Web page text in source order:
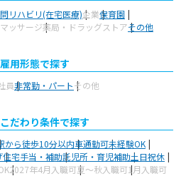
リハビリ(在宅医療)企業保育園
ッサージ薬局・ドラッグストアその他
用形態で探す
員非常勤・パートその他
だわり条件で探す
から徒歩10分以内車通勤可未経験OK
住宅手当・補助託児所・育児補助土日祝休
2027年4月入職可夏～秋入職可1月入職可